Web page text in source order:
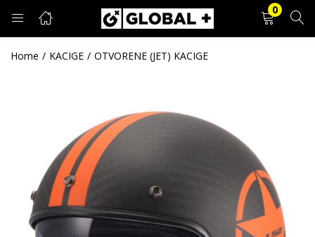
0
PRIJAVA REGISTRACIJA
Zapamti me
Prijava
Home KACIGE OTVORENE (JET) KACIGE